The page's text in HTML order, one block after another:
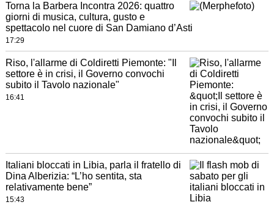
Torna la Barbera Incontra 2026: quattro
giorni di musica, cultura, gusto e
spettacolo nel cuore di San Damiano d’Asti
17:29
Riso, l'allarme di Coldiretti Piemonte: "Il
settore è in crisi, il Governo convochi
subito il Tavolo nazionale"
16:41
Italiani bloccati in Libia, parla il fratello di
Dina Alberizia: “L’ho sentita, sta
relativamente bene”
15:43